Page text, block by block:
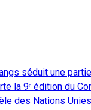
séduit une
la 9ᵉ édition du
des Nations